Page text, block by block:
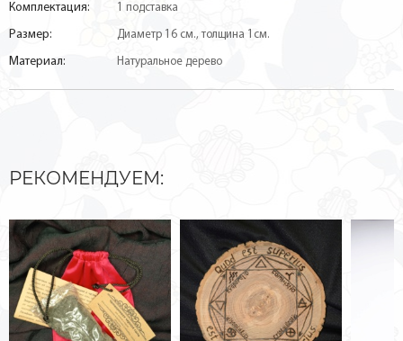
Комплектация: 1 подставка
Размер: Диаметр 16 см., толщина 1см.
Материал: Натуральное дерево
РЕКОМЕНДУЕМ: